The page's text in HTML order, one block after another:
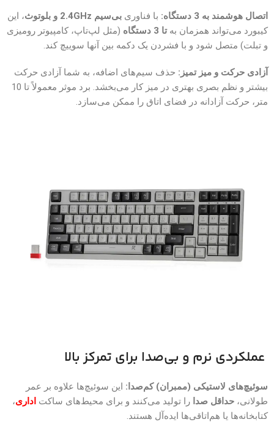
اتصال هوشمند به 3 دستگاه: با فناوری بی‌سیم 2.4GHz و بلوتوث
، این
کیبورد می‌تواند همزمان بهتا 3 دستگاه
(مثل لپ‌تاپ، کامپیوتر رومیزی
و تبلت) متصل شود و با فشردن یک دکمه بین آنها سوییچ کند.
آزادی حرکت و میز تمیز: حذف سیم‌های اضافه، به شما آزادی حرکت
بیشتر و نظم بصری بهتری در میز کار می‌بخشد. برد موثر معمولاً تا 10
متر، حرکت آزادانه در فضای اتاق را ممکن می‌سازد.
عملکردی نرم و بی‌صدا برای تمرکز بالا
سوئیچ‌های لاستیکی (ممبران) کم‌صدا: این سوئیچ‌ها علاوه بر عمر
طولانی، حداقل صدا را تولید می‌کنند و برای محیط‌های ساکت اداری،
کتابخانه‌ها یا هم‌اتاقی‌ها ایده‌آل هستند.